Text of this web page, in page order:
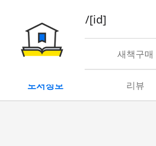
book/rent/[id]
대여 새책구매
도서정보 리뷰